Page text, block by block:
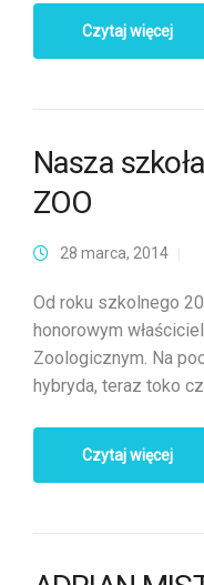
Czytaj więcej
Nasza
ZOO
28 marca, 2014
Od roku szkolnego
honorowym
Zoologicznym. Na
hybryda, teraz toko
Czytaj więcej